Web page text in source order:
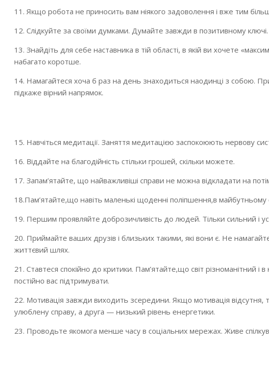
11. Якщо робота не приносить вам ніякого задоволення і вже тим
12. Слідкуйте за своїми думками. Думайте завжди в позитивному ключі.
13. Знайдіть для себе наставника в тій області, в якій ви хочете
набагато коротше.
14. Намагайтеся хоча б раз на день знаходиться наодинці з собою.
підкаже вірний напрямок.
15. Навчіться медитації. Заняття медитацією заспокоюють нервову
16. Віддайте на благодійність стільки грошей, скільки можете.
17. Запам’ятайте, що найважливіші справи не можна відкладати на
18.Пам’ятайте,що навіть маленькі щоденні поліпшення,в
19. Першим проявляйте доброзичливість до людей. Тільки сильний і
20. Приймайте ваших друзів і близьких такими, які вони є. Не
життєвий шлях.
21. Ставтеся спокійно до критики. Пам’ятайте,що світ різноманітний
постійно вас підтримувати.
22. Мотивація завжди виходить зсередини. Якщо мотивація
улюблену справу, а друга — низький рівень енергетики.
23. Проводьте якомога менше часу в соціальних мережах. Живе